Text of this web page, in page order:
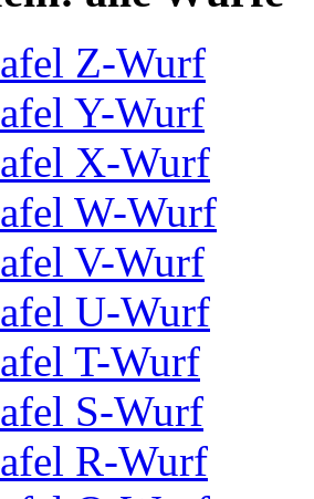
Z-Wurf
Y-Wurf
X-Wurf
W-Wurf
V-Wurf
U-Wurf
T-Wurf
S-Wurf
R-Wurf